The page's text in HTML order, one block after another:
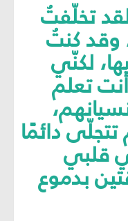
تخلّفتُ
وقد كنتُ
لكنّي
تعلم
دائمًا
قلبي
بدموع